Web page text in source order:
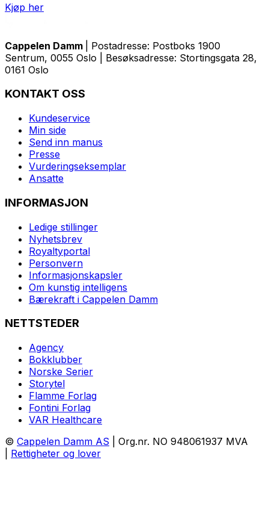
Kjøp her
Cappelen Damm
| Postadresse: Postboks 1900
Sentrum, 0055 Oslo | Besøksadresse: Stortingsgata 28,
0161 Oslo
KONTAKT OSS
Kundeservice
Min side
Send inn manus
Presse
Vurderingseksemplar
Ansatte
INFORMASJON
Ledige stillinger
Nyhetsbrev
Royaltyportal
Personvern
Informasjonskapsler
Om kunstig intelligens
Bærekraft i Cappelen Damm
NETTSTEDER
Agency
Bokklubber
Norske Serier
Storytel
Flamme Forlag
Fontini Forlag
VAR Healthcare
© Cappelen Damm AS | Org.nr. NO 948061937 MVA
Rettigheter og lover